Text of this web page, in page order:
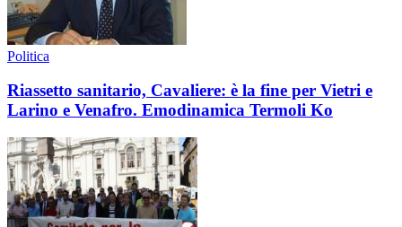
Politica
Riassetto sanitario, Cavaliere: è la fine per Vietri e
Larino e Venafro. Emodinamica Termoli Ko